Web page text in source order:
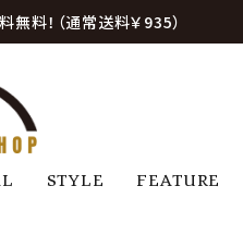
料！（通常送料￥935）
STYLE FEATURE